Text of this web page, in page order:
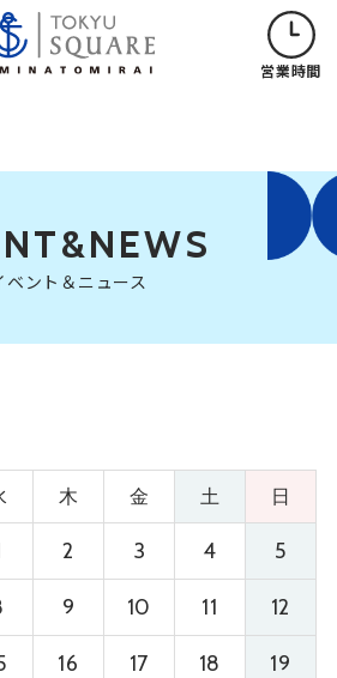
営業時間
ベント＆ニュース
木 金 土 日
2 3 4 5
9 10 11 12
16 17 18 19